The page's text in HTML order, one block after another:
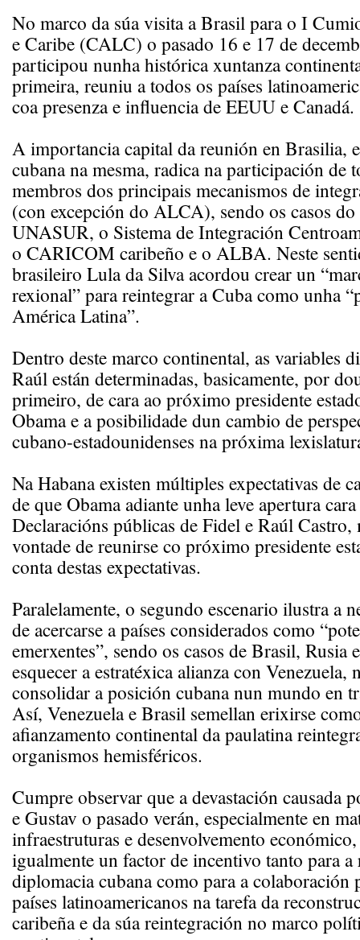
No marco da súa visita a Brasil para o I
e Caribe (CALC) o pasado 16 e 17 de
participou nunha histórica xuntanza
primeira, reuniu a todos os países
coa presenza e influencia de EEUU e Canadá.
A importancia capital da reunión en Brasilia,
cubana na mesma, radica na participación de
membros dos principais mecanismos de
(con excepción do ALCA), sendo os casos
UNASUR, o Sistema de Integración
o CARICOM caribeño e o ALBA. Neste
brasileiro Lula da Silva acordou crear un
rexional” para reintegrar a Cuba como unha
América Latina”.
Dentro deste marco continental, as variables
Raúl están determinadas, basicamente, por
primeiro, de cara ao próximo presidente
Obama e a posibilidade dun cambio de
cubano-estadounidenses na próxima
Na Habana existen múltiples expectativas de
de que Obama adiante unha leve apertura
Declaracións públicas de Fidel e Raúl Castro,
vontade de reunirse co próximo presidente
conta destas expectativas.
Paralelamente, o segundo escenario ilustra a
de acercarse a países considerados como
emerxentes”, sendo os casos de Brasil, Rusia
esquecer a estratéxica alianza con Venezuela,
consolidar a posición cubana nun mundo en
Así, Venezuela e Brasil semellan erixirse
afianzamento continental da paulatina
organismos hemisféricos.
Cumpre observar que a devastación causada
e Gustav o pasado verán, especialmente en
infraestruturas e desenvolvemento
igualmente un factor de incentivo tanto para a
diplomacia cubana como para a colaboración
países latinoamericanos na tarefa da
caribeña e da súa reintegración no marco